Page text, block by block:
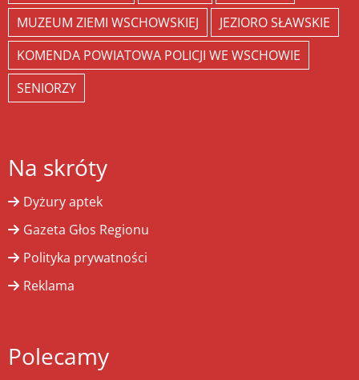
MUZEUM ZIEMI WSCHOWSKIEJ
JEZIORO SŁAWSKIE
KOMENDA POWIATOWA POLICJI WE WSCHOWIE
SENIORZY
Na skróty
Dyżury aptek
Gazeta Głos Regionu
Polityka prywatności
Reklama
Polecamy